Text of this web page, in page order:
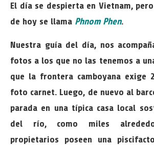
El día se despierta en Vietnam,
de hoy se llama Phnom Phen.
Nuestra guía del día, nos
fotos a los que no las tenemos a
que la frontera camboyana exige
foto carnet. Luego, de nuevo al
parada en una típica casa local
del río, como miles
propietarios poseen una